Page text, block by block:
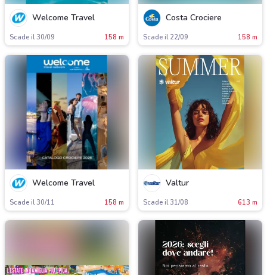
Welcome Travel
Scade il 30/09 158 m
Costa Crociere
Scade il 22/09 158 m
Welcome Travel
Scade il 30/11 158 m
Valtur
Scade il 31/08 613 m